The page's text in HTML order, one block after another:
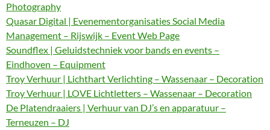
Photography
Quasar Digital | Evenementorganisaties Social Media
Management – Rijswijk – Event Web Page
Soundflex | Geluidstechniek voor bands en events –
Eindhoven – Equipment
Troy Verhuur | Lichthart Verlichting – Wassenaar – Decoration
Troy Verhuur | LOVE Lichtletters – Wassenaar – Decoration
De Platendraaiers | Verhuur van DJ’s en apparatuur –
Terneuzen – DJ